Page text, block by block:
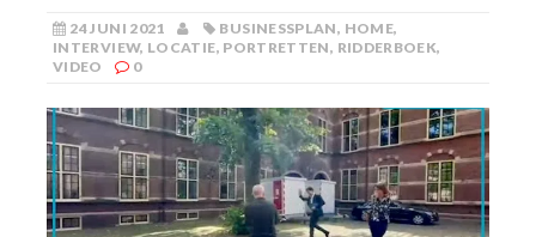
24 JUNI 2021 BUSINESSPLAN, HOME,
INTERVIEW, LOCATIE, PORTRETTEN, RIDDERBOEK,
VIDEO
0